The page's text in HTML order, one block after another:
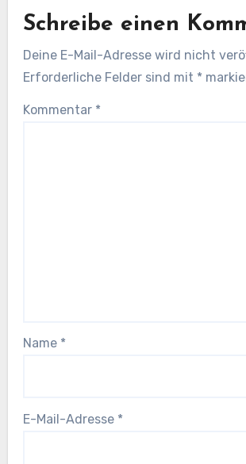
Schreibe einen
Deine E-Mail-Adresse wird nicht
Erforderliche Felder sind mit *
Kommentar *
Name *
E-Mail-Adresse *